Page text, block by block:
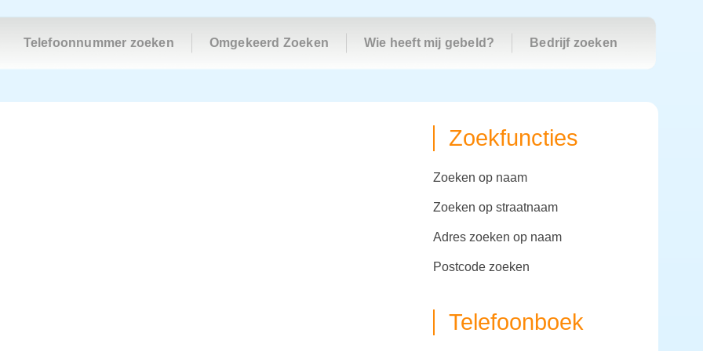
Telefoonnummer zoeken Omgekeerd Zoeken Wie heeft mij gebeld? Bedrijf zoeken
Zoekfuncties
zoeken op naam
zoeken op straatnaam
adres zoeken op naam
postcode zoeken
Telefoonboek